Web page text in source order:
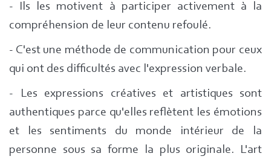
- Ils les motivent à participer activement à la
compréhension de leur contenu refoulé.
- C'est une méthode de communication pour ceux
qui ont des difficultés avec l'expression verbale.
- Les expressions créatives et artistiques sont
authentiques parce qu'elles reflètent les émotions
et les sentiments du monde intérieur de la
personne sous sa forme la plus originale. L'art